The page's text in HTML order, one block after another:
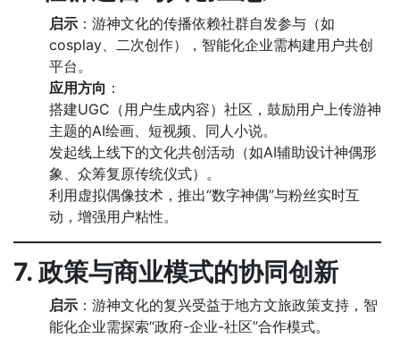
启示 ：游神文化的传播依赖社群自发参与（如
cosplay、二次创作），智能化企业需构建用户共创
平台。
应用方向 ：
搭建UGC（用户生成内容）社区，鼓励用户上传游神
主题的AI绘画、短视频、同人小说。
发起线上线下的文化共创活动（如AI辅助设计神偶形
象、众筹复原传统仪式）。
利用虚拟偶像技术，推出“数字神偶”与粉丝实时互
动，增强用户粘性。
7. 政策与商业模式的协同创新
启示 ：游神文化的复兴受益于地方文旅政策支持，智
能化企业需探索“政府-企业-社区”合作模式。